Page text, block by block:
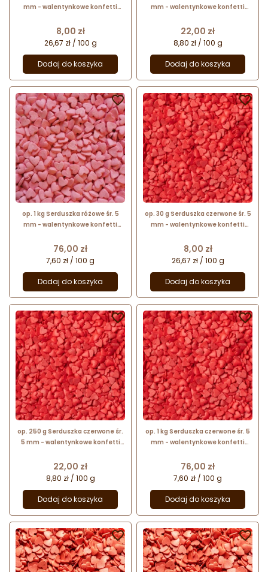
mm - walentynkowe konfetti
Cena
8,00 zł
26,67 zł / 100 g
Dodaj do koszyka
mm - walentynkowe konfetti
Cena
22,00 zł
8,80 zł / 100 g
Dodaj do koszyka
op. 1 kg Serduszka różowe śr. 5
mm - walentynkowe konfetti
Cena
76,00 zł
7,60 zł / 100 g
Dodaj do koszyka

op. 30 g Serduszka czerwone śr. 5
mm - walentynkowe konfetti
Cena
8,00 zł
26,67 zł / 100 g
Dodaj do koszyka

op. 250 g Serduszka czerwone śr.
5 mm - walentynkowe konfetti
Cena
22,00 zł
8,80 zł / 100 g
Dodaj do koszyka

op. 1 kg Serduszka czerwone śr. 5
mm - walentynkowe konfetti
Cena
76,00 zł
7,60 zł / 100 g
Dodaj do koszyka

 